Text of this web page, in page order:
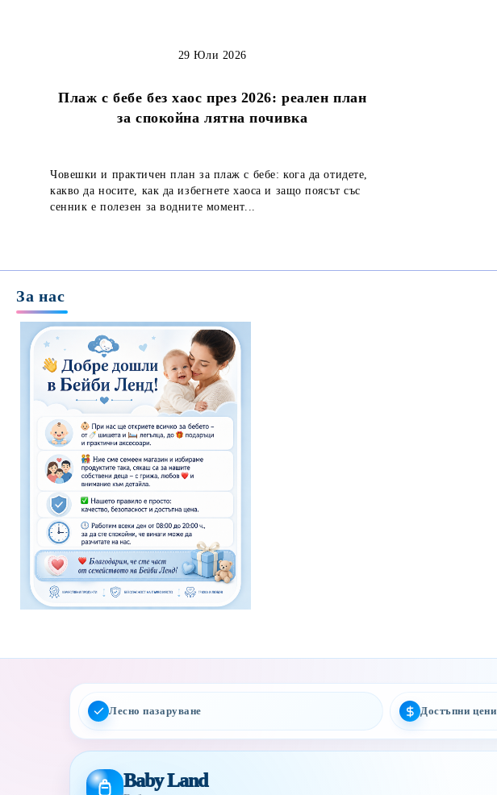
Плаж с бебе без хаос през 2026: реален план
за спокойна лятна почивка
29 Юли 2026
Човешки и практичен план за плаж с бебе: кога да отидете,
какво да носите, как да избегнете хаоса и защо поясът със
сенник е полезен за водните момент...
За нас
Лесно пазаруване Достъпни цени
Baby Land